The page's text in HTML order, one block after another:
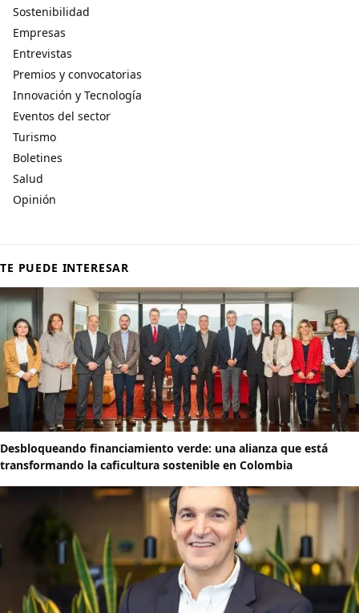
Sostenibilidad
Empresas
Entrevistas
Premios y convocatorias
Innovación y Tecnología
Eventos del sector
Turismo
Boletines
Salud
Opinión
TE PUEDE INTERESAR
Desbloqueando financiamiento verde: una alianza que está
transformando la caficultura sostenible en Colombia